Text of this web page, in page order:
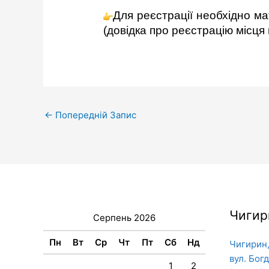
Для реєстрації необхідно
(довідка про реєстрацію
← Попередній Запис
Серпень 2026
Пн Вт Ср Чт Пт Сб Нд
1 2
вул.